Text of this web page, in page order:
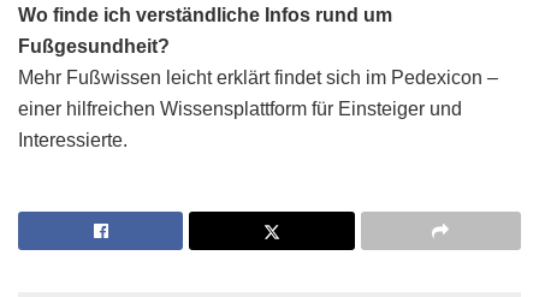
Wo finde ich verständliche Infos rund um
Fußgesundheit?
Mehr Fußwissen leicht erklärt findet sich im Pedexicon –
einer hilfreichen Wissensplattform für Einsteiger und
Interessierte.